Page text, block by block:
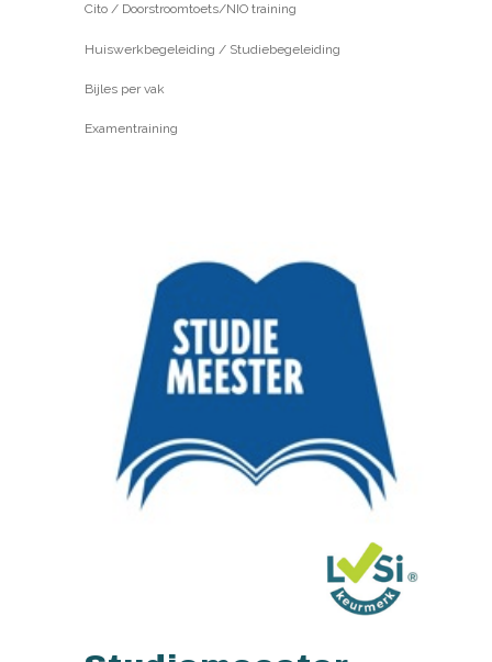
Cito / Doorstroomtoets/NIO training
Huiswerkbegeleiding / Studiebegeleiding
Bijles per vak
Examentraining